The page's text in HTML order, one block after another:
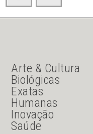
JU Menu
Arte & Cultura
Biológicas
Exatas
Humanas
Inovação
Saúde